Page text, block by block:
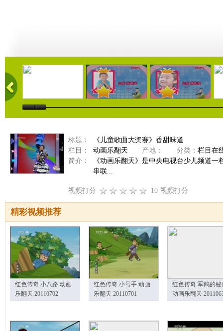
01:03 01:03 01:03
标题：
《儿童歌曲大奖赛》香甜味道
栏目：
动画乐翻天 产地： 分类： 栏目在
简介：
《动画乐翻天》是中央电视台少儿频道
串联...
视频打分 10 视频打分
精彩视频推荐
红色传奇 小八路 动画
乐翻天 20110702
红色传奇 小号手 动画
乐翻天 20110701
红色传奇 军鸽的秘
动画乐翻天